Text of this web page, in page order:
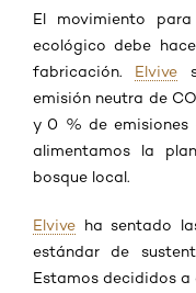
El movimiento
ecológico debe
fabricación. Elvive
emisión neutra de
y 0 % de emisiones
alimentamos la
bosque local.
Elvive ha sentado
estándar de
Estamos decididos